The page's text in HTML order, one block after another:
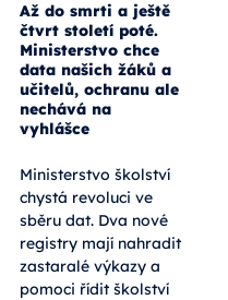
Až do smrti a ještě
čtvrt století poté.
Ministerstvo chce
data našich žáků a
učitelů, ochranu ale
nechává na
vyhlášce
Ministerstvo školství
chystá revoluci ve
sběru dat. Dva nové
registry mají nahradit
zastaralé výkazy a
pomoci řídit školství